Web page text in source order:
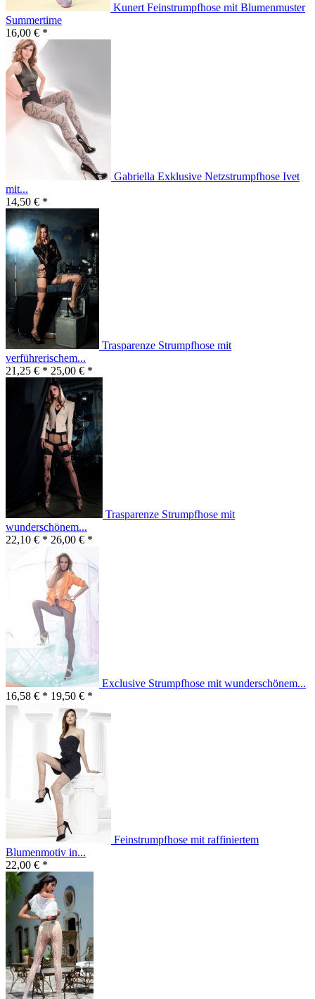
Kunert Feinstrumpfhose mit Blumenmuster
Summertime
16,00 € *
Gabriella Exklusive Netzstrumpfhose Ivet
mit...
14,50 € *
Trasparenze Strumpfhose mit
verführerischem...
21,25 € * 25,00 € *
Trasparenze Strumpfhose mit
wunderschönem...
22,10 € * 26,00 € *
Exclusive Strumpfhose mit wunderschönem...
16,58 € * 19,50 € *
Feinstrumpfhose mit raffiniertem
Blumenmotiv in...
22,00 € *